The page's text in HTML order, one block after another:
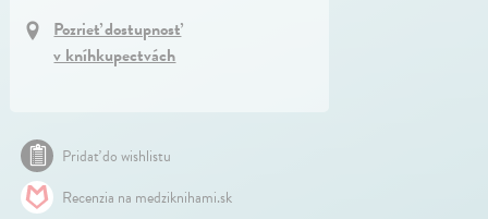
Pozrieť dostupnosť
v kníhkupectvách
Pridať do wishlistu
Recenzia na medziknihami.sk